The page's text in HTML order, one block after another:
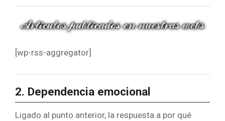
[wp-rss-aggregator]
2. Dependencia emocional
Ligado al punto anterior, la respuesta a por qué